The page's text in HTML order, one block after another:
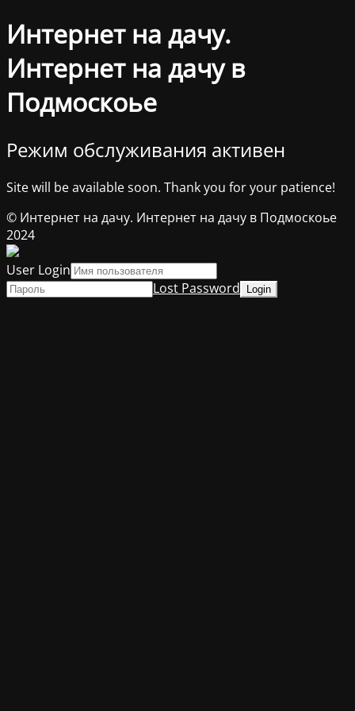
Интернет на дачу.
Интернет на дачу в
Подмоскоье
Режим обслуживания активен
Site will be available soon. Thank you for your patience!
© Интернет на дачу. Интернет на дачу в Подмоскоье
2024
User Login
Lost Password